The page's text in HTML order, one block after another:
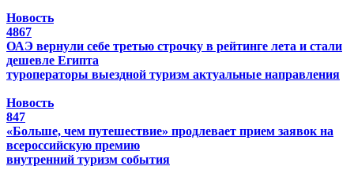
Новость
4867
ОАЭ вернули себе третью строчку в рейтинге лета и стали
дешевле Египта
туроператоры выездной туризм актуальные направления
Новость
847
«Больше, чем путешествие» продлевает прием заявок на
всероссийскую премию
внутренний туризм события